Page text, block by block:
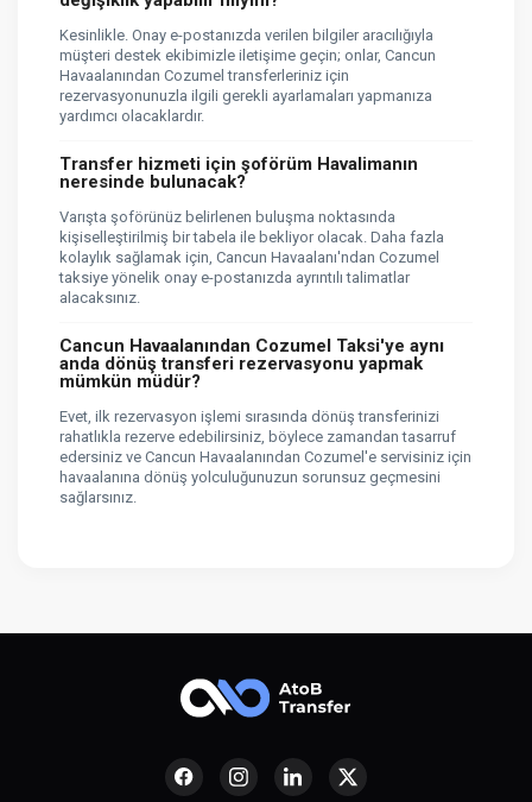
Kesinlikle. Onay e-postanızda verilen bilgiler aracılığıyla
müşteri destek ekibimizle iletişime geçin; onlar, Cancun
Havaalanından Cozumel transferleriniz için
rezervasyonunuzla ilgili gerekli ayarlamaları yapmanıza
yardımcı olacaklardır.
Transfer hizmeti için şoförüm Havalimanın
neresinde bulunacak?
Varışta şoförünüz belirlenen buluşma noktasında
kişiselleştirilmiş bir tabela ile bekliyor olacak. Daha fazla
kolaylık sağlamak için, Cancun Havaalanı'ndan Cozumel
taksiye yönelik onay e-postanızda ayrıntılı talimatlar
alacaksınız.
Cancun Havaalanından Cozumel Taksi'ye aynı
anda dönüş transferi rezervasyonu yapmak
mümkün müdür?
Evet, ilk rezervasyon işlemi sırasında dönüş transferinizi
rahatlıkla rezerve edebilirsiniz, böylece zamandan tasarruf
edersiniz ve Cancun Havaalanından Cozumel'e servisiniz için
havaalanına dönüş yolculuğunuzun sorunsuz geçmesini
sağlarsınız.